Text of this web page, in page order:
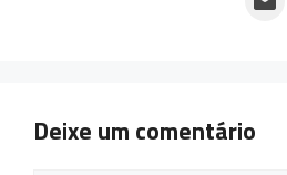
Deixe um comentário